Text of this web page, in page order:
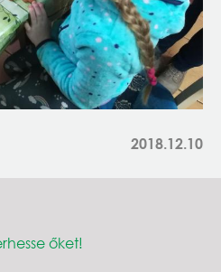
2018.12.10
őket!